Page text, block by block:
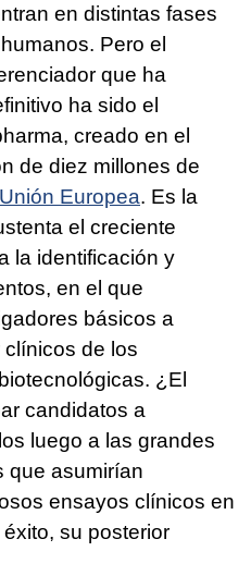
en distintas fases
Pero el
que ha
ha sido el
creado en el
de diez millones de
Unión Europea. Es la
el creciente
la identificación y
en el que
básicos a
de los
¿El
candidatos a
luego a las grandes
que asumirían
ensayos clínicos en
su posterior